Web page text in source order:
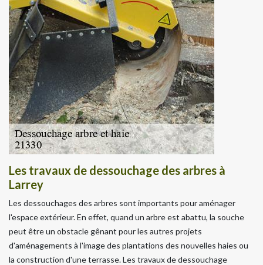
Les travaux de dessouchage des arbres à
Larrey
Les dessouchages des arbres sont importants pour aménager
l'espace extérieur. En effet, quand un arbre est abattu, la souche
peut être un obstacle gênant pour les autres projets
d'aménagements à l'image des plantations des nouvelles haies ou
la construction d'une terrasse. Les travaux de dessouchage